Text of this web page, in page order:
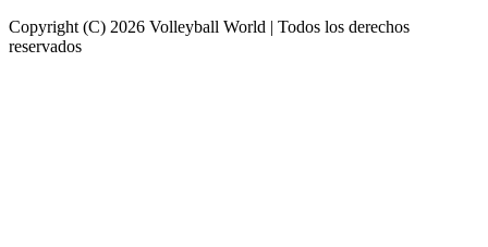
Copyright (C) 2026 Volleyball World | Todos los derechos
reservados